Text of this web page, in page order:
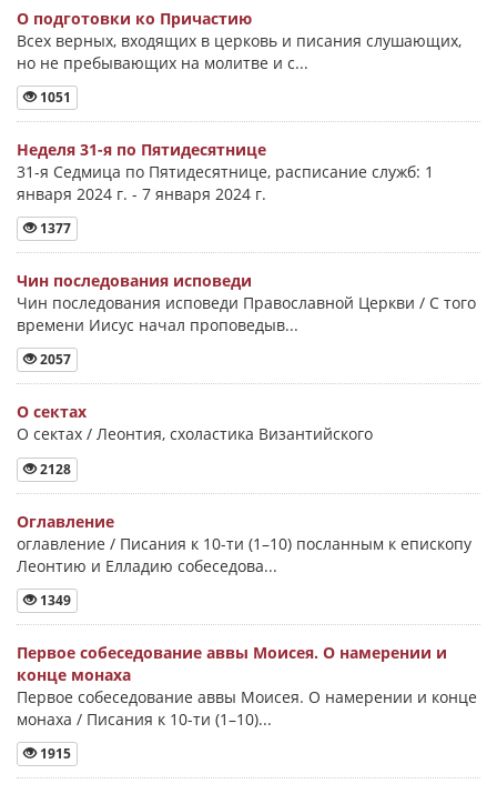
О подготовки ко Причастию
Всех верных, входящих в церковь и писания слушающих,
но не пребывающих на молитве и с...
1051
Неделя 31-я по Пятидесятнице
31-я Седмица по Пятидесятнице, расписание служб: 1
января 2024 г. - 7 января 2024 г.
1377
Чин последования исповеди
Чин последования исповеди Православной Церкви / С того
времени Иисус начал проповедыв...
2057
О сектах
О сектах / Леонтия, схоластика Византийского
2128
Оглавление
оглавление / Писания к 10-ти (1–10) посланным к епископу
Леонтию и Елладию собеседова...
1349
Первое собеседование аввы Моисея. О намерении и
конце монаха
Первое собеседование аввы Моисея. О намерении и конце
монаха / Писания к 10-ти (1–10)...
1915